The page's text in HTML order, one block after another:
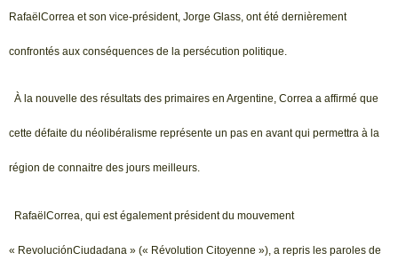
RafaëlCorrea et son vice-président, Jorge Glass, ont été dernièrement
confrontés aux conséquences de la persécution politique.
À la nouvelle des résultats des primaires en Argentine, Correa a affirmé que
cette défaite du néolibéralisme représente un pas en avant qui permettra à la
région de connaitre des jours meilleurs.
RafaëlCorrea, qui est également président du mouvement
« RevoluciónCiudadana » (« Révolution Citoyenne »), a repris les paroles de